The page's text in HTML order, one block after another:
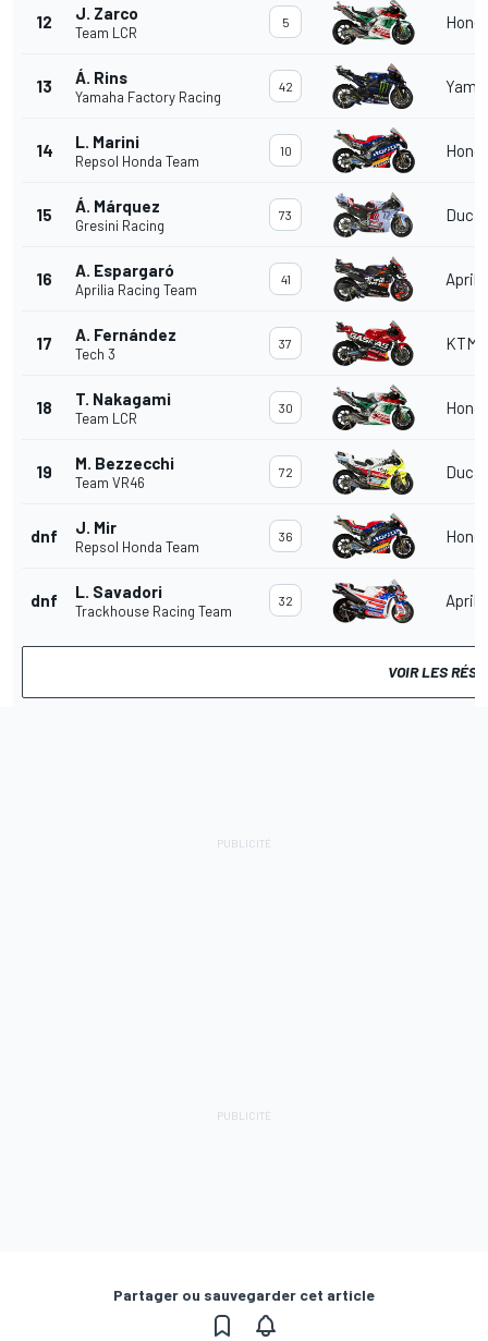
12 J. Zarco
Team LCR
5
13 Á. Rins
Yamaha Factory Racing
42
14 L. Marini
Repsol Honda Team
10
15 Á. Márquez
Gresini Racing
73
16 A. Espargaró
Aprilia Racing Team
41
17 A. Fernández
Tech 3
37 KTM
18 T. Nakagami
Team LCR
30
19 M. Bezzecchi
Team VR46
72
dnf J. Mir
Repsol Honda Team
36
dnf L. Savadori
Trackhouse Racing Team
32
VOIR LES
Partager ou sauvegarder cet article